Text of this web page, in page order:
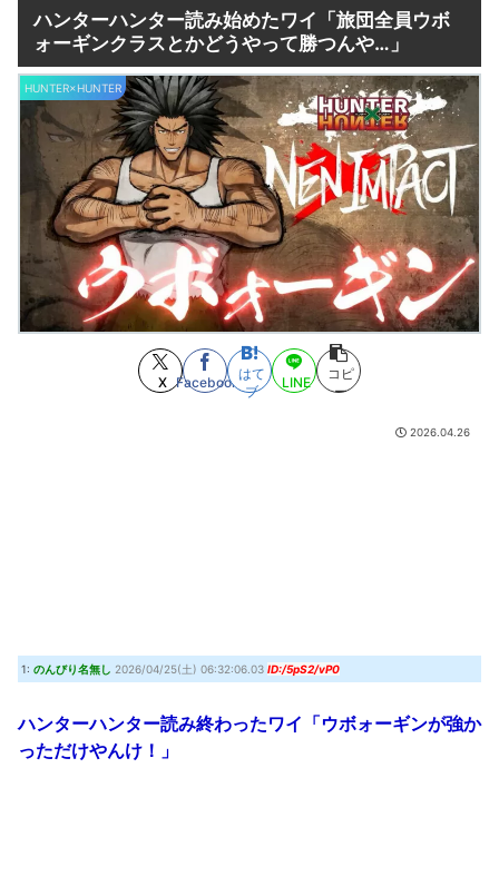
(8/10 09:25)
【画像あり】オタクくん、女の服の構造がわからず全世界に恥を晒してし
声優の立木文彦・津田健次郎・関智一・野島健児が『踊る大捜査線』新作
に出演 警察庁の最高幹部役で“円卓”に集結 (8/10 09:25)
【悲報】ワイ、徹夜で同人ｴﾛｹﾞをやったけど満足できず (8/10 09:24)
世間に影響を与えた各スポーツ漫画の金字塔、決まる (8/10 09:07)
【シャニマス】高山「一言二言喋らせるだけの有償1500ガチャやるぞ～！
キャスティングコレクション連動「テーマボイス称号」付きガシャ～あまえん
ぼ彼女役～を開始いたしました！」 (8/10 09:00)
呪術廻戦実写化の神配役候補！川西拓実×堀田真由を考察 (8/10 09:00)
【朗報】愛知県最強のスーパー、満場一致で決まる (8/10 08:59)
高市「81年前の今日、長崎の地に投下された1発の原子爆弾」カバロフ「酷
いね誰が落としたんだよ」
(8/10 08:57)
秋田県幹部職員、タバコを吸いながらバスローブでオンライン報道対応
背景には🏩のような壁紙 (8/10 08:51)
【進撃の巨人】このシーン本当芸術的で好き (8/10 08:40)
【大炎上】学マス民さん、ちょっとしたスキルスキンカードのために復刻
ハンターハンター読み始めたワイ「旅団全員ウボ
ォーギンクラスとかどうやって勝つんや…」
HUNTER×HUNTER
X Facebook
はて
ブ
LINE
コピ
ー
2026.04.26
1: のんびり名無し 2026/04/25(土) 06:32:06.03 ID:/5pS2/vP0
ハンターハンター読み終わったワイ「ウボォーギンが強か
っただけやんけ！」